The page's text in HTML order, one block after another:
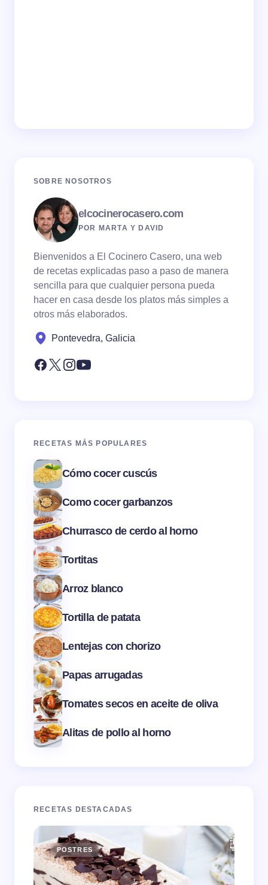
SOBRE NOSOTROS
elcocinerocasero.com
POR MARTA Y DAVID
Bienvenidos a El Cocinero Casero, una web
de recetas explicadas paso a paso de manera
sencilla para que cualquier persona pueda
hacer en casa desde los platos más simples a
otros más elaborados.
Pontevedra, Galicia
RECETAS MÁS POPULARES
Cómo cocer cuscús
Como cocer garbanzos
Churrasco de cerdo al horno
Tortitas
Arroz blanco
Tortilla de patata
Lentejas con chorizo
Papas arrugadas
Tomates secos en aceite de oliva
Alitas de pollo al horno
RECETAS DESTACADAS
POSTRES